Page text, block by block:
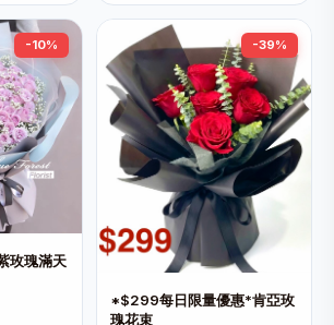
-10%
玫瑰滿天
-39%
*$299每日限量優惠*肯亞玫
瑰花束